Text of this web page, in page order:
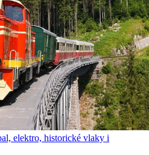
elektro, historické vlaky i